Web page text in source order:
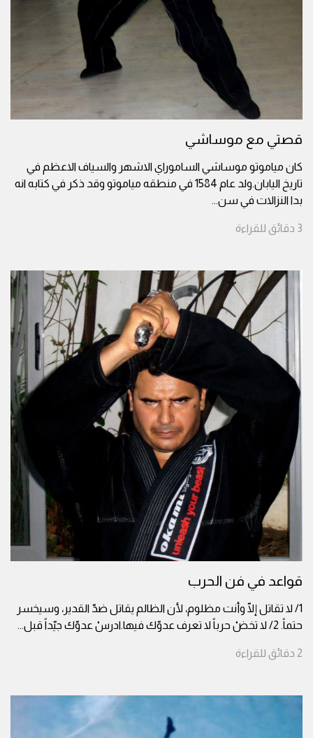
قصتي مع موساشي
كان مياموتو موساشي الساموراي الاشهر والسياف الاعظم في
تاريخ اليابان.ولد عام 1584 في منطقه مياموتو وقد ذكر في كتابه انه
بدا النزالات في سن...
3 دقائق للقراءة
قواعد في فن الحرب
1/ لا تقاتل إلّا وأنت مظلوم، لأن الظالم يقاتل ضدّ القدير، وسيخسر
حتماً. 2/ لا تخضْ حرباً لا تعرف عدوّك فيها.ادرسْ عدوّك جيّداً قبل
...
2 دقائق للقراءة